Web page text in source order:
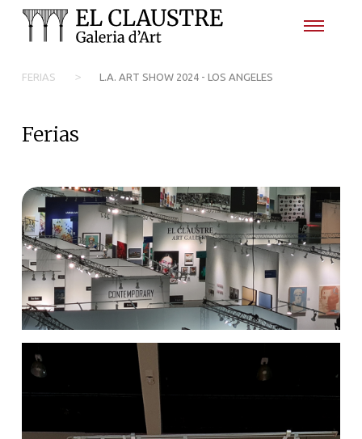
FERIAS > L.A. ART SHOW 2024 - LOS ANGELES
Ferias